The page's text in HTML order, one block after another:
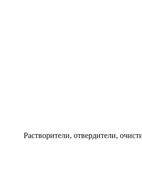
Растворители, отвердители,